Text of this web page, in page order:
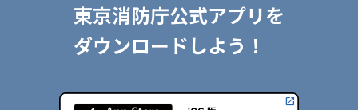
東京消防庁公式アプリを
ダウンロードしよう！